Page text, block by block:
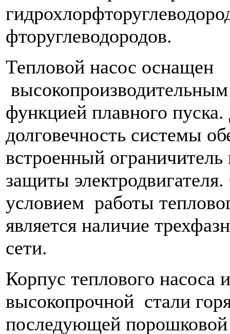
фторуглеводородов.
Тепловой насос оснащен
функцией плавного
долговечность системы
встроенный ограничитель
защиты
условием работы
является наличие
сети.
Корпус теплового насоса
высокопрочной стали
последующей порошковой